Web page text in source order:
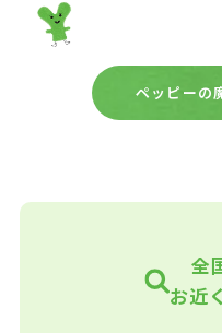
ペッピーの
全
お近